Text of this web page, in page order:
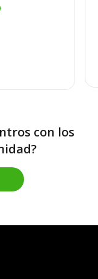
con los